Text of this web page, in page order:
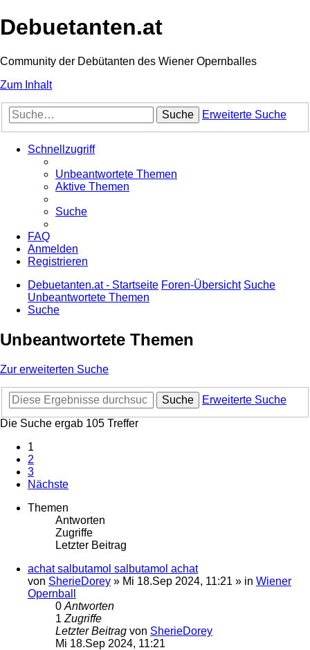
Debuetanten.at
Community der Debütanten des Wiener Opernballes
Zum Inhalt
Suche Erweiterte Suche
Schnellzugriff
Unbeantwortete Themen
Aktive Themen
Suche
FAQ
Anmelden
Registrieren
Debuetanten.at - Startseite Foren-Übersicht Suche
Unbeantwortete Themen
Suche
Unbeantwortete Themen
Zur erweiterten Suche
Suche
Erweiterte Suche
Die Suche ergab 105 Treffer
1
2
3
Nächste
Themen
Antworten
Zugriffe
Letzter Beitrag
achat salbutamol salbutamol achat
von SherieDorey » Mi 18.Sep 2024, 11:21 » in Wiener
Opernball
0 Antworten
1 Zugriffe
Letzter Beitrag von SherieDorey
Mi 18.Sep 2024, 11:21